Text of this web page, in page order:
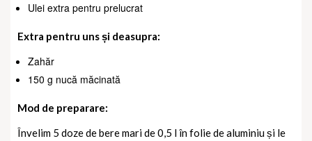
Ulei extra pentru prelucrat
Extra pentru uns și deasupra:
Zahăr
150 g nucă măcinată
Mod de preparare:
Învelim 5 doze de bere mari de 0,5 l în folie de aluminiu și le